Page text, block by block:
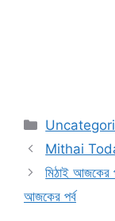
Categories
Mithai
মিঠাই আজকের
আজকের পর্ব